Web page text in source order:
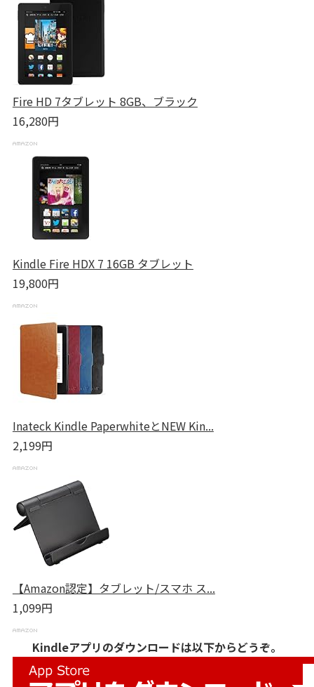
Fire HD 7タブレット 8GB、ブラック
16,280円
Kindle Fire HDX 7 16GB タブレット
19,800円
Inateck Kindle PaperwhiteとNEW Kin...
2,199円
【Amazon認定】タブレット/スマホ ス...
1,099円
Kindleアプリのダウンロードは以下からどうぞ。